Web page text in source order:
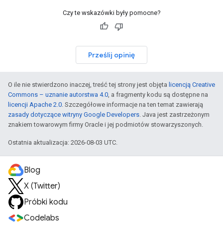
Czy te wskazówki były pomocne?
Prześlij opinię
O ile nie stwierdzono inaczej, treść tej strony jest objęta licencją Creative
Commons – uznanie autorstwa 4.0, a fragmenty kodu są dostępne na
licencji Apache 2.0. Szczegółowe informacje na ten temat zawierają
zasady dotyczące witryny Google Developers. Java jest zastrzeżonym
znakiem towarowym firmy Oracle i jej podmiotów stowarzyszonych.
Ostatnia aktualizacja: 2026-08-03 UTC.
Blog
X (Twitter)
Próbki kodu
Codelabs